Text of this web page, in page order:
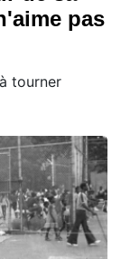
pas
tourner